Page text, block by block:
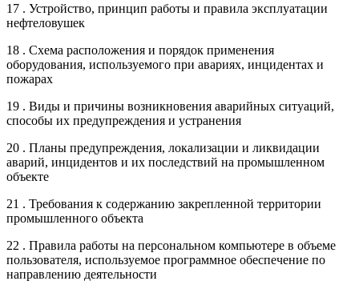
17 . Устройство, принцип работы и правила эксплуатации
нефтеловушек
18 . Схема расположения и порядок применения
оборудования, используемого при авариях, инцидентах и
пожарах
19 . Виды и причины возникновения аварийных ситуаций,
способы их предупреждения и устранения
20 . Планы предупреждения, локализации и ликвидации
аварий, инцидентов и их последствий на промышленном
объекте
21 . Требования к содержанию закрепленной территории
промышленного объекта
22 . Правила работы на персональном компьютере в объеме
пользователя, используемое программное обеспечение по
направлению деятельности